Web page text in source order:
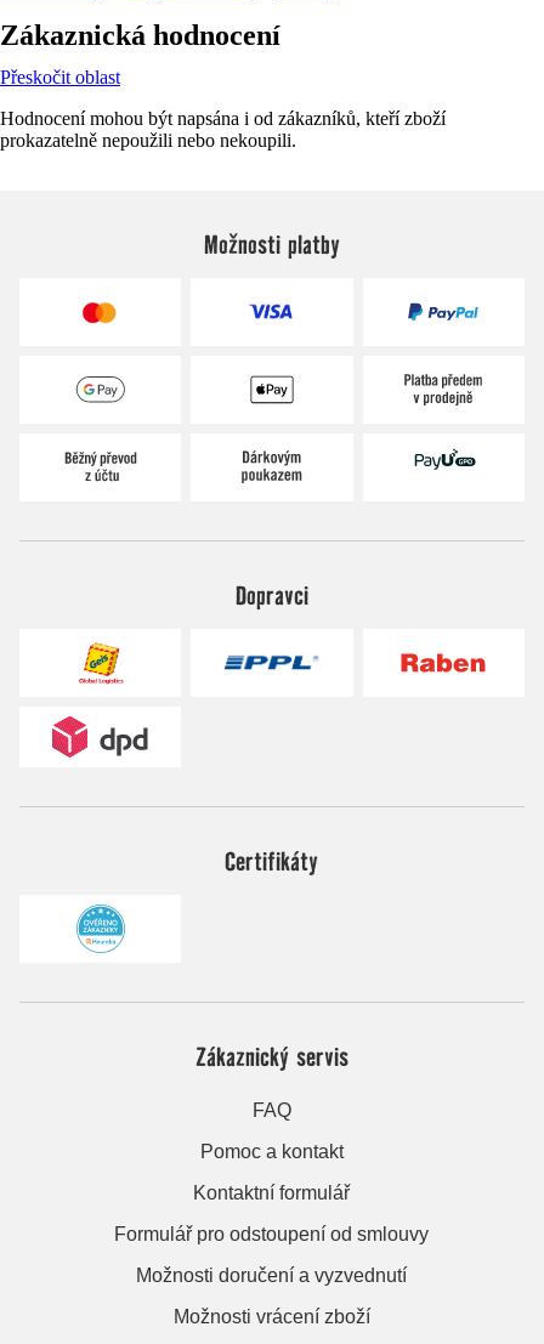
Zákaznická hodnocení
Přeskočit oblast
Hodnocení mohou být napsána i od zákazníků, kteří zboží
prokazatelně nepoužili nebo nekoupili.
Možnosti platby
Dopravci
Certifikáty
Zákaznický servis
FAQ
Pomoc a kontakt
Kontaktní formulář
Formulář pro odstoupení od smlouvy
Možnosti doručení a vyzvednutí
Možnosti vrácení zboží